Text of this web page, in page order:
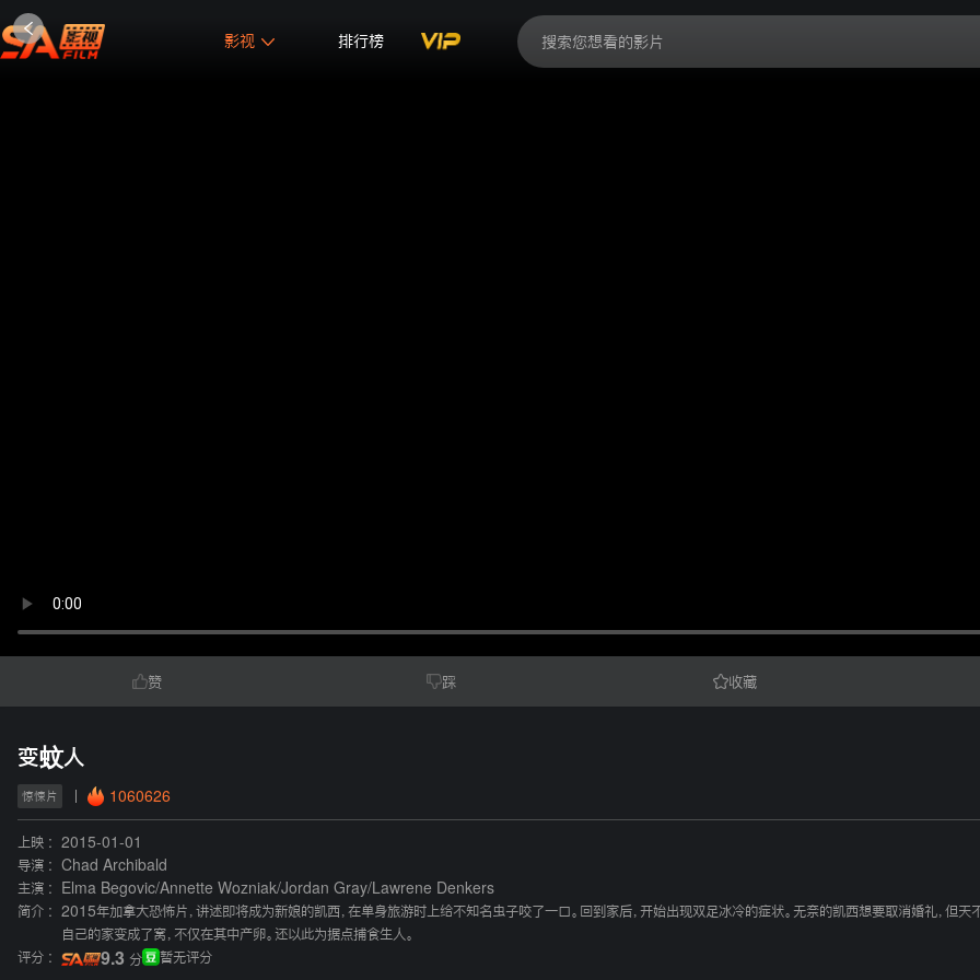
影视 排行榜
赞 踩 收藏
变蚊人
惊悚片 1060626
上映 :
2015-01-01
导演 :
Chad Archibald
主演 :
Elma Begovic/Annette Wozniak/Jordan Gray/ Lawrene Denkers
简介 :
2015年加拿大恐怖片，讲述即将成为新娘的凯西，在单身旅游时上给不知名虫子咬了一口。回到家后，开始出现双足冰冷的症状。无奈的凯西想要取消婚礼，但
自己的家变成了窝，不仅在其中产卵。还以此为据点捕食生人。
评分 :
9.3 分 暂无评分